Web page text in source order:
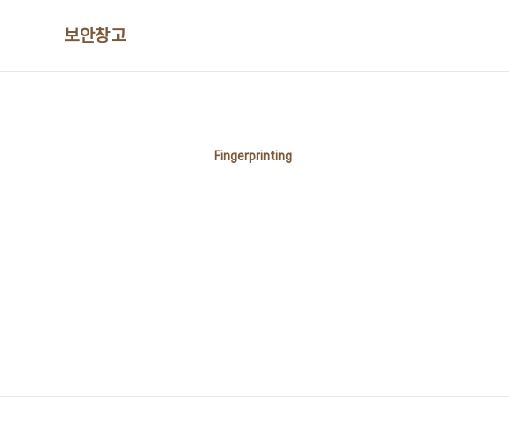
보안창고
Fingerprinting